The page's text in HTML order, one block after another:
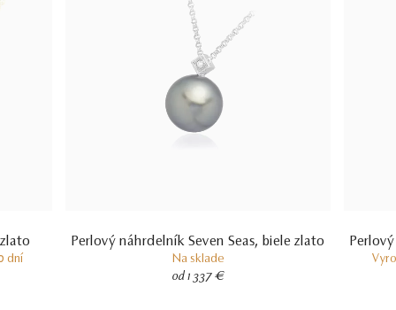
dní
Perlový náhrdelník Seven Seas, biele zlato
Na sklade
od 1 337 €